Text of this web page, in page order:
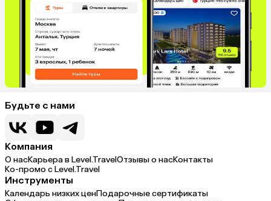
Будьте с нами
Компания
О насКарьера в Level.TravelОтзывы о насКонтакты
Ко-промо с Level.Travel
Инструменты
Календарь низких ценПодарочные сертификаты